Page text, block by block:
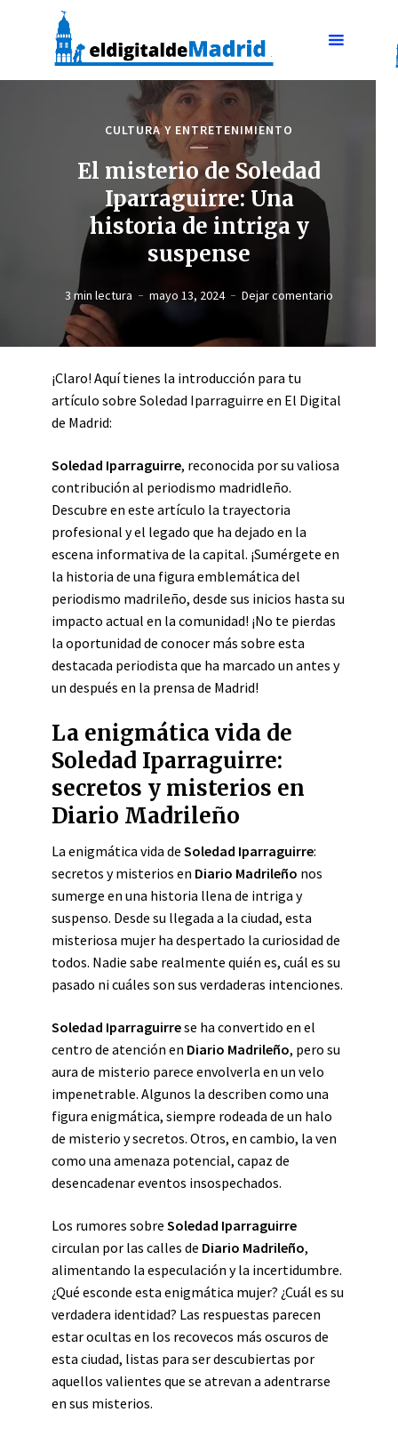
CULTURA Y ENTRETENIMIENTO
El misterio de Soledad
Iparraguirre: Una
historia de intriga y
suspense
3 min lectura mayo 13, 2024 Dejar comentario
¡Claro! Aquí tienes la introducción para tu
artículo sobre Soledad Iparraguirre en El Digital
de Madrid:
Soledad Iparraguirre, reconocida por su valiosa
contribución al periodismo madridleño.
Descubre en este artículo la trayectoria
profesional y el legado que ha dejado en la
escena informativa de la capital. ¡Sumérgete en
la historia de una figura emblemática del
periodismo madrileño, desde sus inicios hasta su
impacto actual en la comunidad! ¡No te pierdas
la oportunidad de conocer más sobre esta
destacada periodista que ha marcado un antes y
un después en la prensa de Madrid!
La enigmática vida de
Soledad Iparraguirre:
secretos y misterios en
Diario Madrileño
La enigmática vida de Soledad Iparraguirre:
secretos y misterios en Diario Madrileño nos
sumerge en una historia llena de intriga y
suspenso. Desde su llegada a la ciudad, esta
misteriosa mujer ha despertado la curiosidad de
todos. Nadie sabe realmente quién es, cuál es su
pasado ni cuáles son sus verdaderas intenciones.
Soledad Iparraguirrese ha convertido en el
centro de atención en Diario Madrileño, pero su
aura de misterio parece envolverla en un velo
impenetrable. Algunos la describen como una
figura enigmática, siempre rodeada de un halo
de misterio y secretos. Otros, en cambio, la ven
como una amenaza potencial, capaz de
desencadenar eventos insospechados.
Los rumores sobre Soledad Iparraguirre
circulan por las calles de Diario Madrileño,
alimentando la especulación y la incertidumbre.
¿Qué esconde esta enigmática mujer? ¿Cuál es su
verdadera identidad? Las respuestas parecen
estar ocultas en los recovecos más oscuros de
esta ciudad, listas para ser descubiertas por
aquellos valientes que se atrevan a adentrarse
en sus misterios.